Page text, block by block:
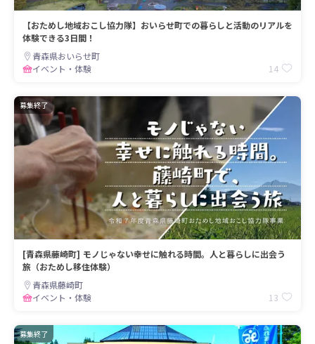
【おためし地域おこし協力隊】おいらせ町での暮らしと活動のリアルを
体験できる3日間！
青森県おいらせ町
イベント・体験
14
募集終了
[青森県藤崎町] モノじゃない幸せに触れる時間。人と暮らしに出会う
旅（おためし移住体験）
青森県藤崎町
イベント・体験
13
募集終了